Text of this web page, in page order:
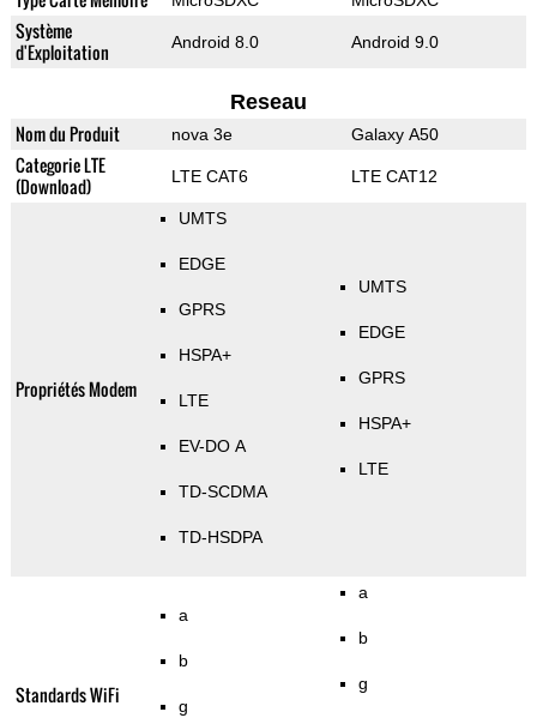
Système
d'Exploitation
Android 8.0 Android 9.0
Reseau
Nom du Produit nova 3e Galaxy A50
Categorie LTE
(Download)
LTE CAT6 LTE CAT12
Propriétés Modem
UMTS
EDGE
GPRS
HSPA+
LTE
EV-DO A
TD-SCDMA
TD-HSDPA
UMTS
EDGE
GPRS
HSPA+
LTE
Standards WiFi
a
b
g
a
b
g